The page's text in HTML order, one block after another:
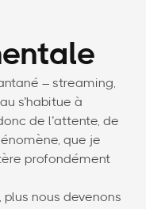
– streaming,
s’habitue à
de l’attente, de
que je
profondément
plus nous devenons